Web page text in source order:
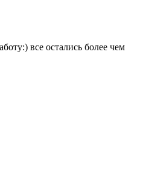
все остались более чем